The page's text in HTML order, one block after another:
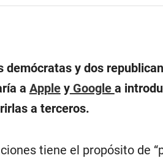
y dos
a AppleyGoogle a
a terceros.
tiene el propósito de